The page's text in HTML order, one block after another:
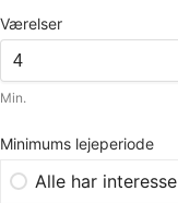
Værelser
Min.
Minimums lejeperiode
Alle har interesse